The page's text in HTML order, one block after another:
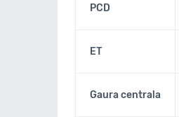
PCD
ET
Gaura centrala